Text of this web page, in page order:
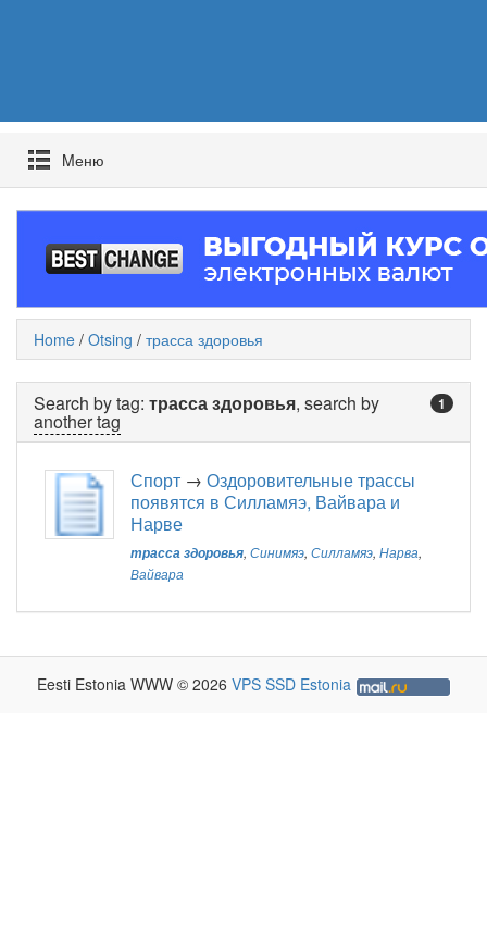
Mеню
Home / Otsing / трасса здоровья
1
Search by tag: трасса здоровья, search by
another tag
Спорт → Оздоровительные трассы
появятся в Силламяэ, Вайвара и
Нарве
трасса здоровья, Синимяэ, Силламяэ, Нарва,
Вайвара
Eesti Estonia WWW © 2026 VPS SSD Estonia